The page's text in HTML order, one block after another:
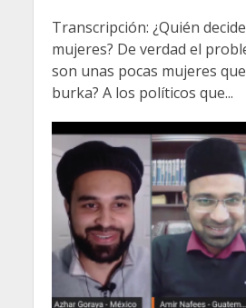
Transcripción: ¿Quién
mujeres? De verdad el
son unas pocas mujeres
burka? A los políticos que...